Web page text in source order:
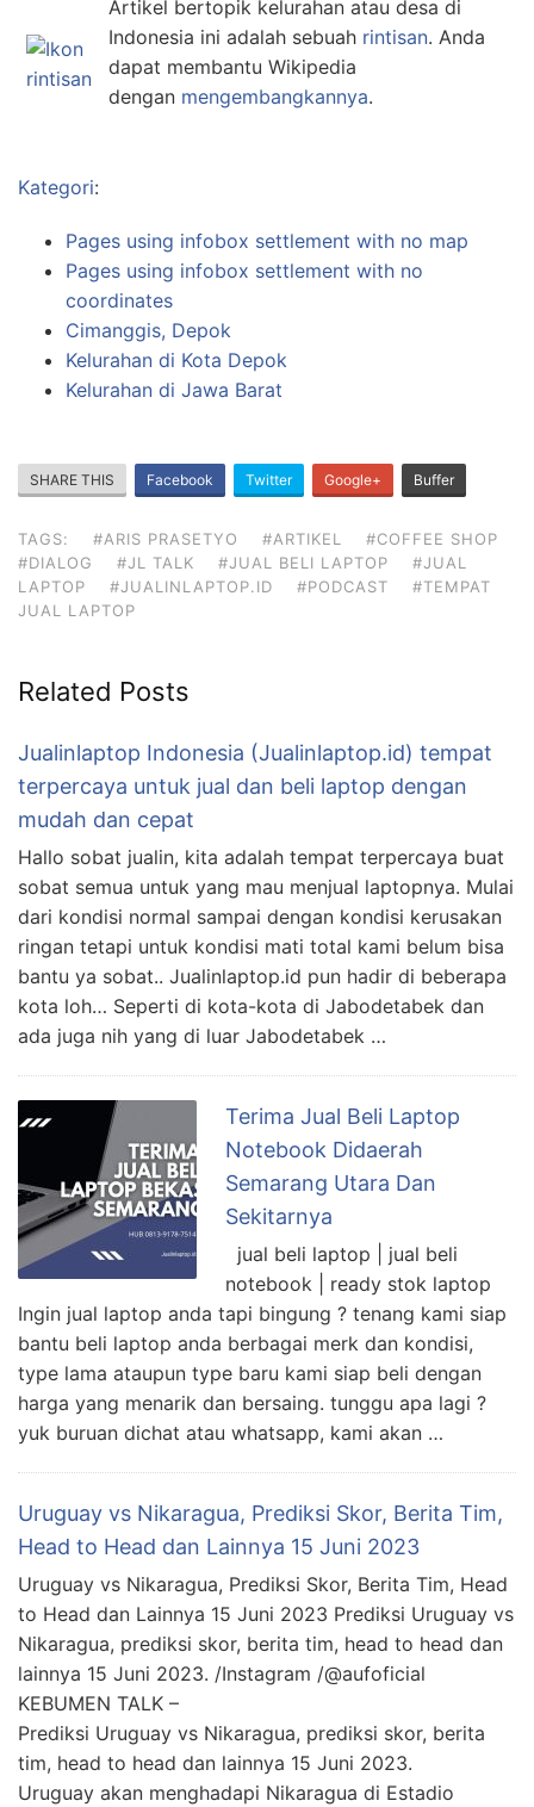
Artikel bertopik kelurahan atau desa di
Indonesia ini adalah sebuah rintisan. Anda
dapat membantu Wikipedia
dengan mengembangkannya.
Kategori:
Pages using infobox settlement with no map
Pages using infobox settlement with no
coordinates
Cimanggis, Depok
Kelurahan di Kota Depok
Kelurahan di Jawa Barat
SHARE THIS Facebook Twitter Google+ Buffer
TAGS: #ARIS PRASETYO #ARTIKEL
#COFFEE SHOP
#DIALOG
#JL TALK #JUAL BELI LAPTOP
#JUAL
LAPTOP
#JUALINLAPTOP.ID #PODCAST
#TEMPAT
JUAL LAPTOP
Related Posts
Jualinlaptop Indonesia (Jualinlaptop.id) tempat
terpercaya untuk jual dan beli laptop dengan
mudah dan cepat
Hallo sobat jualin, kita adalah tempat terpercaya buat
sobat semua untuk yang mau menjual laptopnya. Mulai
dari kondisi normal sampai dengan kondisi kerusakan
ringan tetapi untuk kondisi mati total kami belum bisa
bantu ya sobat.. Jualinlaptop.id pun hadir di beberapa
kota loh… Seperti di kota-kota di Jabodetabek dan
ada juga nih yang di luar Jabodetabek …
Terima Jual Beli Laptop
Notebook Didaerah
Semarang Utara Dan
Sekitarnya
jual beli laptop | jual beli
notebook | ready stok laptop
Ingin jual laptop anda tapi bingung ? tenang kami siap
bantu beli laptop anda berbagai merk dan kondisi,
type lama ataupun type baru kami siap beli dengan
harga yang menarik dan bersaing. tunggu apa lagi ?
yuk buruan dichat atau whatsapp, kami akan …
Uruguay vs Nikaragua, Prediksi Skor, Berita Tim,
Head to Head dan Lainnya 15 Juni 2023
Uruguay vs Nikaragua, Prediksi Skor, Berita Tim, Head
to Head dan Lainnya 15 Juni 2023 Prediksi Uruguay vs
Nikaragua, prediksi skor, berita tim, head to head dan
lainnya 15 Juni 2023. /Instagram /@aufoficial
KEBUMEN TALK –
Prediksi Uruguay vs Nikaragua, prediksi skor, berita
tim, head to head dan lainnya 15 Juni 2023.
Uruguay akan menghadapi Nikaragua di Estadio